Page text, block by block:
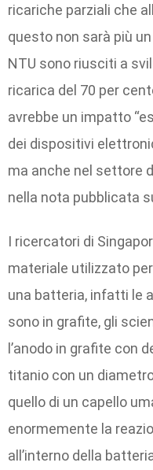
ricariche parziali che
questo non sarà più
NTU sono riusciti a
ricarica del 70 per
avrebbe un impatto
dei dispositivi
ma anche nel settore
nella nota pubblicata
I ricercatori di
materiale utilizzato per
una batteria, infatti le
sono in grafite, gli
l’anodo in grafite con
titanio con un
quello di un capello
enormemente la
all’interno della